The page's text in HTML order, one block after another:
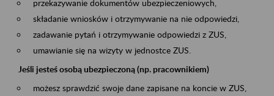
przekazywanie dokumentów ubezpieczeniowych,
składanie wniosków i otrzymywanie na nie odpowiedzi,
zadawanie pytań i otrzymywanie odpowiedzi z ZUS,
umawianie się na wizyty w jednostce ZUS.
Jeśli jesteś osobą ubezpieczoną (np. pracownikiem)
możesz sprawdzić swoje dane zapisane na koncie w ZUS,